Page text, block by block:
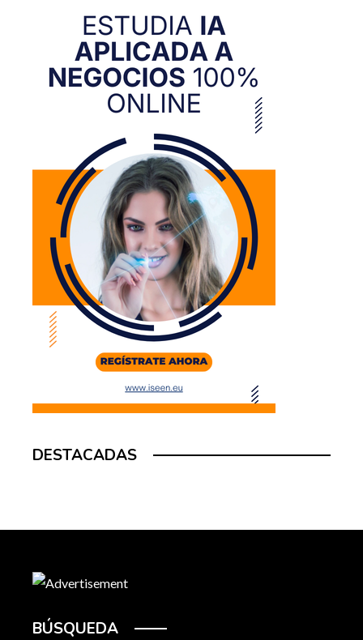
DESTACADAS
BÚSQUEDA